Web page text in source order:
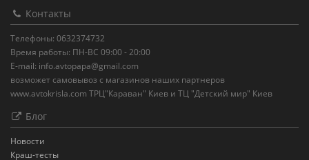
Контакты
Телефоны: 0632374732
Время работы: ПН-ВС 09:00 - 20:00
E-mail: info.avtopapa@gmail.com
возможет самовывоз с магазинов наших партнеров
www.avtokrisla.com ТРЦ"Караван" Киев и ТЦ "Детский мир" Киев
Блог
Новости
Краш-тесты